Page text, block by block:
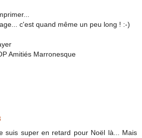
c'est quand même un peu long ! :-)
Amitiés Marronesque
suis super en retard pour Noël là... Mais